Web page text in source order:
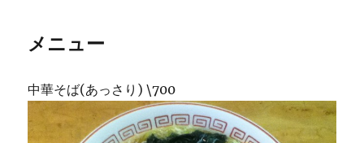
メニュー
中華そば(あっさり) \700